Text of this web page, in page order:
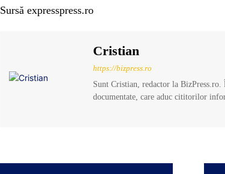
Sursă expresspress.ro
Cristian
https://bizpress.ro
Sunt Cristian, redactor la
documentate, care aduc cititorilor